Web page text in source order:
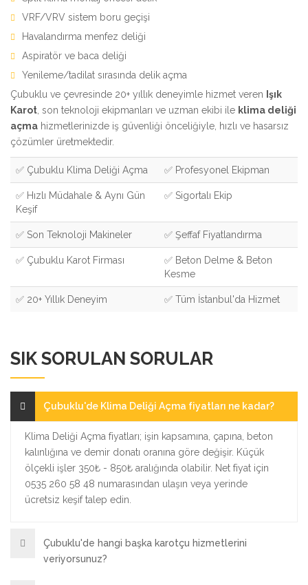
VRF/VRV sistem boru geçişi
Havalandırma menfez deliği
Aspiratör ve baca deliği
Yenileme/tadilat sırasında delik açma
Çubuklu ve çevresinde 20+ yıllık deneyimle hizmet veren Işık
Karot , son teknoloji ekipmanları ve uzman ekibi ile klima deliği
açma hizmetlerinizde iş güvenliği önceliğiyle, hızlı ve hasarsız
çözümler üretmektedir.
✅ Çubuklu Klima Deliği Açma ✅ Profesyonel Ekipman
✅ Hızlı Müdahale & Aynı Gün
Keşif
✅ Sigortalı Ekip
✅ Son Teknoloji Makineler ✅ Şeffaf Fiyatlandırma
✅ Çubuklu Karot Firması
✅ Beton Delme & Beton
Kesme
✅ 20+ Yıllık Deneyim ✅ Tüm İstanbul'da Hizmet
SIK SORULAN SORULAR
Çubuklu'de Klima Deliği Açma fiyatları ne kadar?
Klima Deliği Açma fiyatları; işin kapsamına, çapına, beton
kalınlığına ve demir donatı oranına göre değişir. Küçük
ölçekli işler 350₺ - 850₺ aralığında olabilir. Net fiyat için
0535 260 58 48 numarasından ulaşın veya yerinde
ücretsiz keşif talep edin.
Çubuklu'de hangi başka karotçu hizmetlerini
veriyorsunuz?